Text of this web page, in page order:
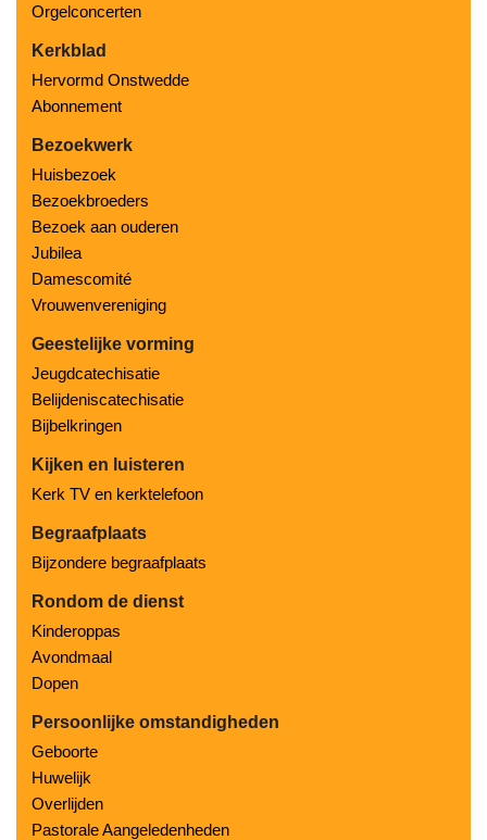
Orgelconcerten
Kerkblad
Hervormd Onstwedde
Abonnement
Bezoekwerk
Huisbezoek
Bezoekbroeders
Bezoek aan ouderen
Jubilea
Damescomité
Vrouwenvereniging
Geestelijke vorming
Jeugdcatechisatie
Belijdeniscatechisatie
Bijbelkringen
Kijken en luisteren
Kerk TV en kerktelefoon
Begraafplaats
Bijzondere begraafplaats
Rondom de dienst
Kinderoppas
Avondmaal
Dopen
Persoonlijke omstandigheden
Geboorte
Huwelijk
Overlijden
Pastorale Aangeledenheden